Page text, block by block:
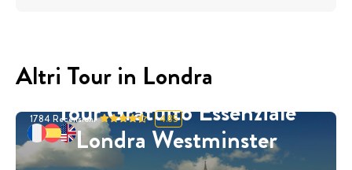
Altri Tour in Londra
Tour Gratuito Essenziale
Londra Westminster
1784Recensioni 4.85